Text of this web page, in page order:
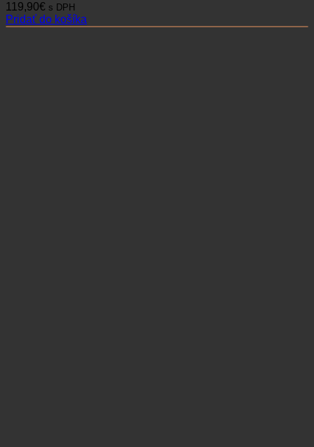
119,90€ s DPH
Pridať do košíka